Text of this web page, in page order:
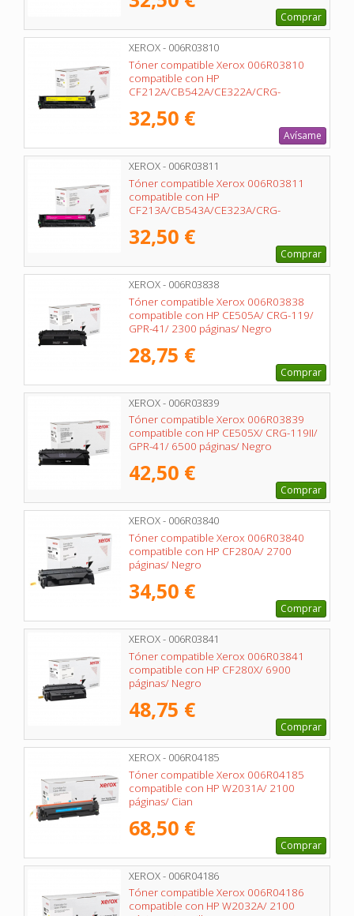
Comprar
XEROX - 006R03810
Tóner compatible Xerox 006R03810
compatible con HP
CF212A/CB542A/CE322A/CRG-
32,50 €
Avísame
XEROX - 006R03811
Tóner compatible Xerox 006R03811
compatible con HP
CF213A/CB543A/CE323A/CRG-
Magenta
32,50 €
Comprar
XEROX - 006R03838
Tóner compatible Xerox 006R03838
compatible con HP CE505A/ CRG-119/
GPR-41/ 2300 páginas/ Negro
28,75 €
Comprar
XEROX - 006R03839
Tóner compatible Xerox 006R03839
compatible con HP CE505X/ CRG-119II/
GPR-41/ 6500 páginas/ Negro
42,50 €
Comprar
XEROX - 006R03840
Tóner compatible Xerox 006R03840
compatible con HP CF280A/ 2700
páginas/ Negro
34,50 €
Comprar
XEROX - 006R03841
Tóner compatible Xerox 006R03841
compatible con HP CF280X/ 6900
páginas/ Negro
48,75 €
Comprar
XEROX - 006R04185
Tóner compatible Xerox 006R04185
compatible con HP W2031A/ 2100
páginas/ Cian
68,50 €
Comprar
XEROX - 006R04186
Tóner compatible Xerox 006R04186
compatible con HP W2032A/ 2100